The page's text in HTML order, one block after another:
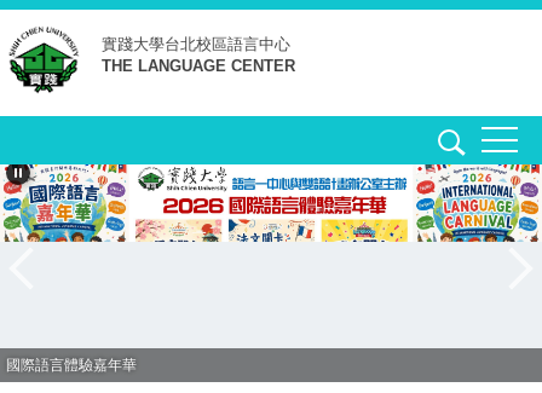
跳
到
主
要
容
區
實踐大學台北校區語言中心
THE LANGUAGE CENTER
國際語言體驗嘉年華